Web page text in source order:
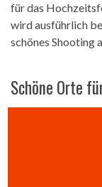
für das
wird ausführlich
schönes Shooting
Schöne Orte